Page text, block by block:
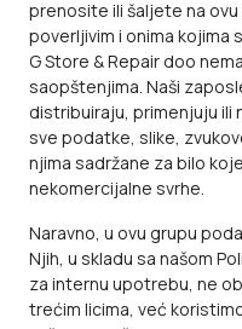
prenosite ili šaljete na
poverljivim i onima kojima
G Store & Repair doo
saopštenjima. Naši
distribuiraju, primenjuju ili
sve podatke, slike,
njima sadržane za bilo
nekomercijalne svrhe.
Naravno, u ovu grupu
Njih, u skladu sa našom
za internu upotrebu, ne
trećim licima, već